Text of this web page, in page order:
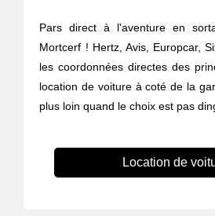
Pars direct à l'aventure en
Mortcerf ! Hertz, Avis, Europcar,
les coordonnées directes des
location de voiture à coté de la
plus loin quand le choix est pas
Location de